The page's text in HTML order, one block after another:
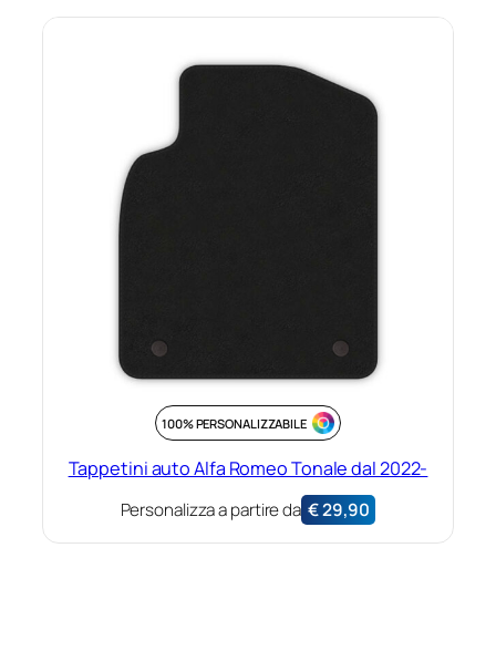
100% PERSONALIZZABILE
Tappetini auto Alfa Romeo Tonale dal 2022-
Personalizza a partire da €29,90